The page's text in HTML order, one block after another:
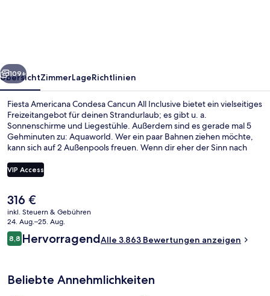
Weiter
109+
ÜbersichtZimmerLageRichtlinien
Fiesta Americana Condesa Cancun All Inclusive bietet ein vielseitiges
Freizeitangebot für deinen Strandurlaub; es gibt u. a.
Sonnenschirme und Liegestühle. Außerdem sind es gerade mal 5
Gehminuten zu: Aquaworld. Wer ein paar Bahnen ziehen möchte,
kann sich auf 2 Außenpools freuen. Wenn dir eher der Sinn nach
Tiefengewebe-Massagen, Ganzkörperwickeln und Hydrotherapie
verwöhnen lassen. The Market, eins von 9 Restaurants, serviert
Abendessen geöffnet. Als weitere Highlights bietet diese
Unterkunft im luxuriösen Stil 3 Poolbars, einen kostenlosen
Kinderclub und einen rund um die Uhr geöffneten Fitnessbereich.
Andere Reisende lieben den Pool und die bequemen Betten.
VIP Access
Der
aktuelle
Preis
beträgt
316 €.
316 €
inkl. Steuern & Gebühren
24. Aug.–25. Aug.
Bewertungen
8,88,8 von 10.
HervorragendAlle 3.863 Bewertungen anzeigen
Beliebte Annehmlichkeiten